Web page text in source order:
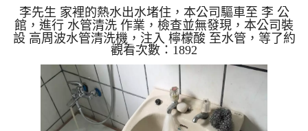
李先生 家裡的熱水出水堵住，本公司驅車至 李 公
館，進行 水管清洗 作業，檢查並無發現，本公司裝
設 高周波水管清洗機，注入 檸檬酸 至水管，等了約
15分，開啟 水管清洗機 ，啟動 螺旋波 模式，一洗水
管就流出土色銹水，看起來就像中藥湯，兩個多小時
後，出水變乾淨熱水出水量也恢復了。 如是自來
水，如水管老化，會產生鐵鏽跟泥沙堆積，洗出來的
水就會是咖啡色，地下水含有氧化錳，管壁上會結成
黑色管垢，洗出來的水會跟石油一樣黑，有些洗出綠
觀看次數：1892